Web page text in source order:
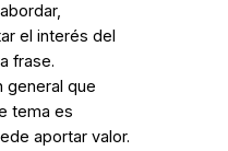
el interés del
frase.
general que
tema es
aportar valor.